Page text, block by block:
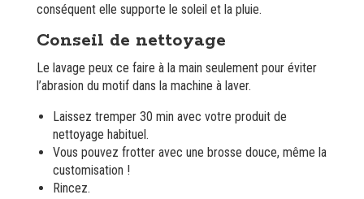
conséquent elle supporte le soleil et la pluie.
Conseil de nettoyage
Le lavage peux ce faire à la main seulement pour éviter
l’abrasion du motif dans la machine à laver.
Laissez tremper 30 min avec votre produit de
nettoyage habituel.
Vous pouvez frotter avec une brosse douce, même la
customisation !
Rincez.